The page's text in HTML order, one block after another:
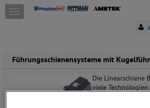
Skip to content
T
o
e
n
i
Führungsschienensysteme mit
Die Linearschiene
viele